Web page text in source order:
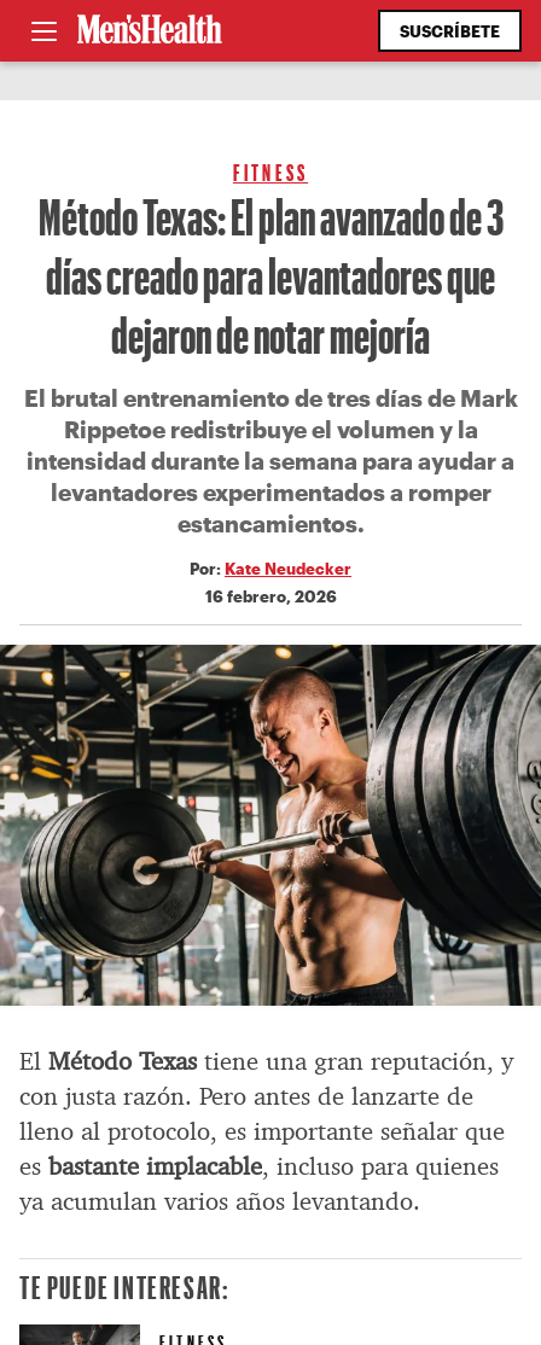
SUSCRÍBETE
FITNESS
Método Texas: El plan avanzado de 3
días creado para levantadores que
dejaron de notar mejoría
El brutal entrenamiento de tres días de Mark
Rippetoe redistribuye el volumen y la
intensidad durante la semana para ayudar a
levantadores experimentados a romper
estancamientos.
Por: Kate Neudecker
16 febrero, 2026
El Método Texastiene una gran reputación, y
con justa razón. Pero antes de lanzarte de
lleno al protocolo, es importante señalar que
es bastante implacable, incluso para quienes
ya acumulan varios años levantando.
TE PUEDE INTERESAR: